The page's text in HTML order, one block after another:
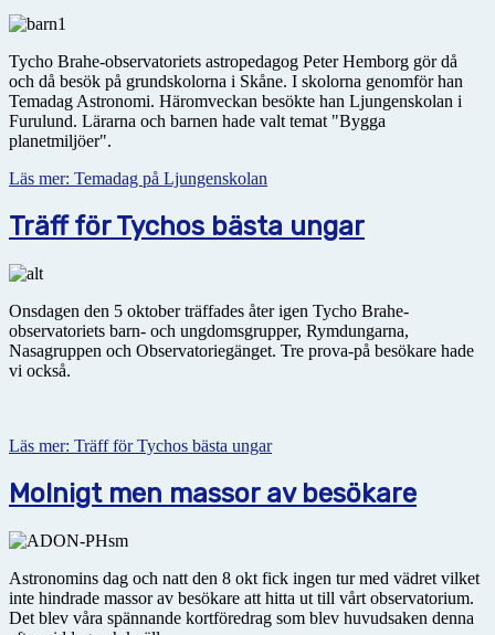
Tycho Brahe-observatoriets astropedagog Peter Hemborg gör då
och då besök på grundskolorna i Skåne. I skolorna genomför han
Temadag Astronomi. Häromveckan besökte han Ljungenskolan i
Furulund. Lärarna och barnen hade valt temat "Bygga
planetmiljöer".
Läs mer: Temadag på Ljungenskolan
Träff för Tychos bästa ungar
Onsdagen den 5 oktober träffades åter igen Tycho Brahe-
observatoriets barn- och ungdomsgrupper, Rymdungarna,
Nasagruppen och Observatoriegänget. Tre prova-på besökare hade
vi också.
Läs mer: Träff för Tychos bästa ungar
Molnigt men massor av besökare
Astronomins dag och natt den 8 okt fick ingen tur med vädret vilket
inte hindrade massor av besökare att hitta ut till vårt observatorium.
Det blev våra spännande kortföredrag som blev huvudsaken denna